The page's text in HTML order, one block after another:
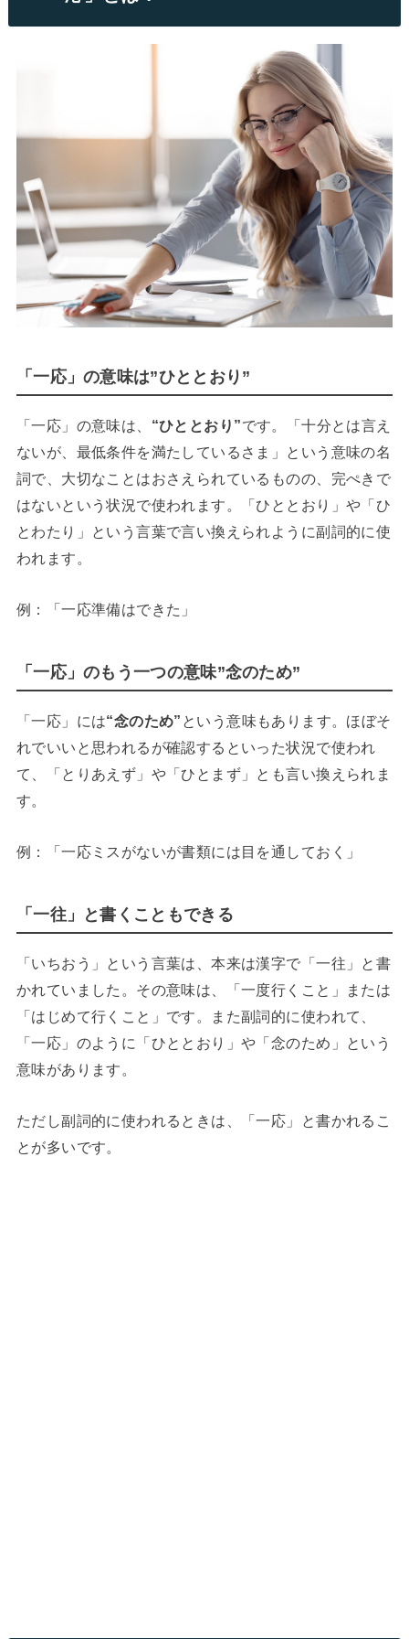
「一応」の意味は”ひととおり”
「一応」の意味は、 “ひととおり”です。「十分とは言え
ないが、最低条件を満たしているさま」という意味の名
詞で、大切なことはおさえられているものの、完ぺきで
はないという状況で使われます。「ひととおり」や「ひ
とわたり」という言葉で言い換えられように副詞的に使
われます。
例：「一応準備はできた」
「一応」のもう一つの意味”念のため”
「一応」には“念のため” という意味もあります。ほぼそ
れでいいと思われるが確認するといった状況で使われ
て、「とりあえず」や「ひとまず」とも言い換えられま
す。
例：「一応ミスがないが書類には目を通しておく」
「一往」と書くこともできる
「いちおう」という言葉は、本来は漢字で「一往」と書
かれていました。その意味は、「一度行くこと」または
「はじめて行くこと」です。また副詞的に使われて、
「一応」のように「ひととおり」や「念のため」という
意味があります。
ただし副詞的に使われるときは、「一応」と書かれるこ
とが多いです。